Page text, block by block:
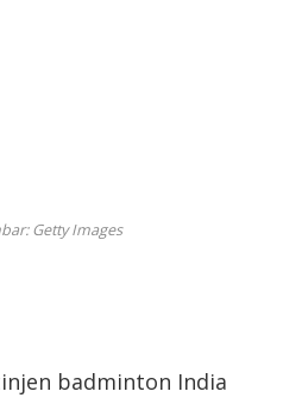
Getty Images
badminton India